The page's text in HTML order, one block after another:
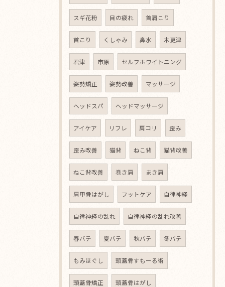
スギ花粉 目の疲れ 首肩こり
首こり くしゃみ 鼻水 木更津
君津 市原 セルフホワイトニング
姿勢矯正 姿勢改善 マッサージ
ヘッドスパ ヘッドマッサージ
アイケア リフレ 肩コリ 歪み
歪み改善 猫背 ねこ背 猫背改善
ねこ背改善 巻き肩 まき肩
肩甲骨はがし フットケア 自律神経
自律神経の乱れ 自律神経の乱れ改善
春バテ 夏バテ 秋バテ 冬バテ
もみほぐし 頭蓋骨すもーる術
頭蓋骨矯正 頭蓋骨はがし